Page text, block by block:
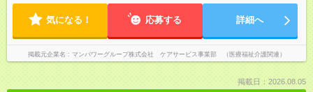
気になる！ 応募する 詳細へ
掲載元企業名 マンパワーグループ株式会社 ケアサービス事業部 （医療福祉介護関連）
掲載日：2026.08.05